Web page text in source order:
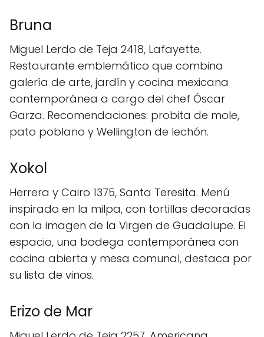
Bruna
Miguel Lerdo de Teja 2418, Lafayette.
Restaurante emblemático que combina
galería de arte, jardín y cocina mexicana
contemporánea a cargo del chef Óscar
Garza. Recomendaciones: probita de mole,
pato poblano y Wellington de lechón.
Xokol
Herrera y Cairo 1375, Santa Teresita. Menú
inspirado en la milpa, con tortillas decoradas
con la imagen de la Virgen de Guadalupe. El
espacio, una bodega contemporánea con
cocina abierta y mesa comunal, destaca por
su lista de vinos.
Erizo de Mar